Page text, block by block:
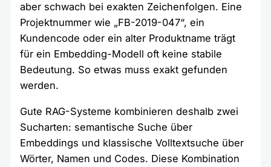
aber schwach bei exakten Zeichenfolgen. Eine
Projektnummer wie „FB-2019-047“, ein
Kundencode oder ein alter Produktname trägt
für ein Embedding-Modell oft keine stabile
Bedeutung. So etwas muss exakt gefunden
werden.
Gute RAG-Systeme kombinieren deshalb zwei
Sucharten: semantische Suche über
Embeddings und klassische Volltextsuche über
Wörter, Namen und Codes. Diese Kombination